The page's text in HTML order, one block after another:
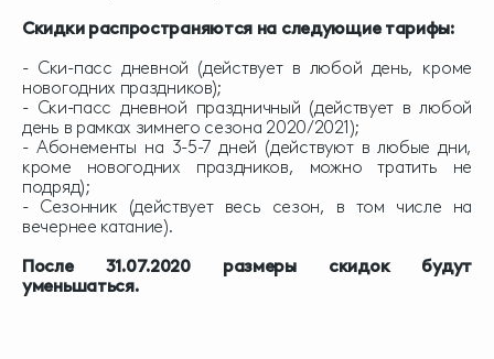
Скидки распространяются на следующие тарифы:
- Ски-пасс дневной (действует в любой день, кроме
новогодних праздников);
- Ски-пасс дневной праздничный (действует в любой
день в рамках зимнего сезона 2020/2021);
- Абонементы на 3-5-7 дней (действуют в любые дни,
кроме новогодних праздников, можно тратить не
подряд);
- Сезонник (действует весь сезон, в том числе на
вечернее катание).
После 31.07.2020 размеры скидок будут
уменьшаться.